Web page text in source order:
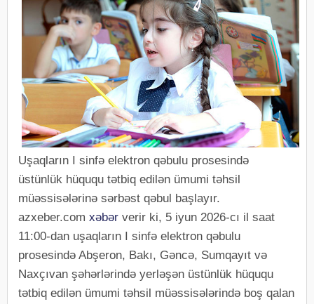
Uşaqların I sinfə elektron qəbulu prosesində
üstünlük hüququ tətbiq edilən ümumi təhsil
müəssisələrinə sərbəst qəbul başlayır.
azxeber.com xəbər verir ki, 5 iyun 2026-cı il saat
11:00-dan uşaqların I sinfə elektron qəbulu
prosesində Abşeron, Bakı, Gəncə, Sumqayıt və
Naxçıvan şəhərlərində yerləşən üstünlük hüququ
tətbiq edilən ümumi təhsil müəssisələrində boş qalan